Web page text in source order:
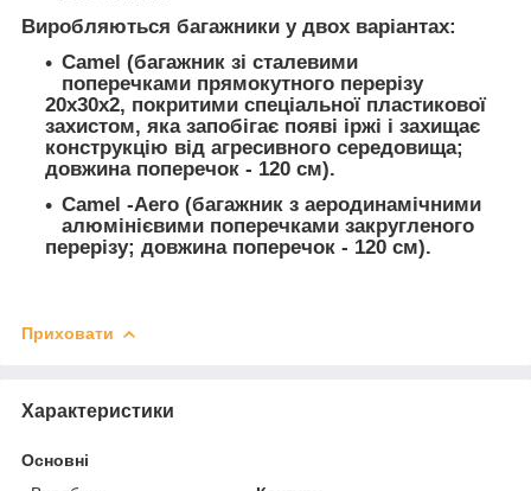
Виробляються багажники у двох варіантах:
Camel (багажник зі сталевими
поперечками прямокутного перерізу
20х30х2, покритими спеціальної пластикової
захистом, яка запобігає появі іржі і захищає
конструкцію від агресивного середовища;
довжина поперечок - 120 см).
Camel -Aero (багажник з аеродинамічними
алюмінієвими поперечками закругленого
перерізу; довжина поперечок - 120 см).
Приховати
Характеристики
Основні